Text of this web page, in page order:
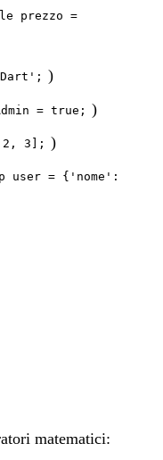
prezzo =
)
= true; )
2, 3];
)
user = {'nome':
matematici: